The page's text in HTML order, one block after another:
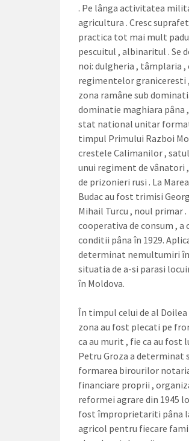
. Pe lânga activitatea
agricultura . Cresc
practica tot mai mult
pescuitul , albinaritul . Se
noi: dulgheria , tâmplaria
regimentelor graniceresti ,
zona ramâne sub
dominatie maghiara pâna
stat national unitar
timpul Primului Razboi
crestele Calimanilor ,
unui regiment de vânatori
de prizonieri rusi . La
Budac au fost trimisi
Mihail Turcu , noul
cooperativa de consum ,
conditii pâna în 1929.
determinat nemultumiri
situatia de a-si parasi
în Moldova.
În timpul celui de al
zona au fost plecati pe
ca au murit , fie ca au fost
Petru Groza a determinat
formarea birourilor
financiare proprii ,
reformei agrare din 1945
fost împroprietariti pâna
agricol pentru fiecare